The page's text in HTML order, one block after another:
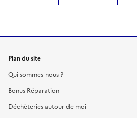
Plan du site
Qui sommes-nous ?
Bonus Réparation
Déchèteries autour de moi